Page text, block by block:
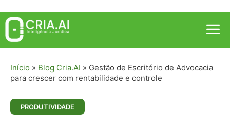
Pular
para
conteúdo
Início » Blog Cria.AI » Gestão de Escritório de Advocacia
para crescer com rentabilidade e controle
PRODUTIVIDADE